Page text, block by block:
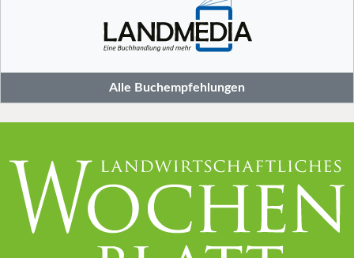
Alle Buchempfehlungen